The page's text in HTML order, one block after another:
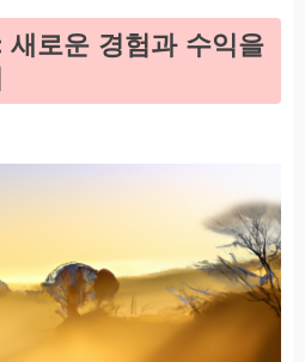
로운 경험과 수익을